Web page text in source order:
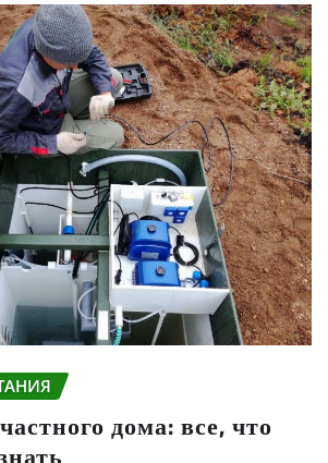
дома: все, что